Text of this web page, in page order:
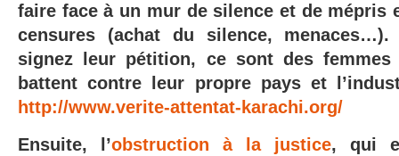
faire face à un mur de silence et de mépris
censures (achat du silence, menaces…).
signez leur pétition, ce sont des femmes
battent contre leur propre pays et
http://www.verite-attentat-karachi.org/
Ensuite, l’obstruction à la justice, qui